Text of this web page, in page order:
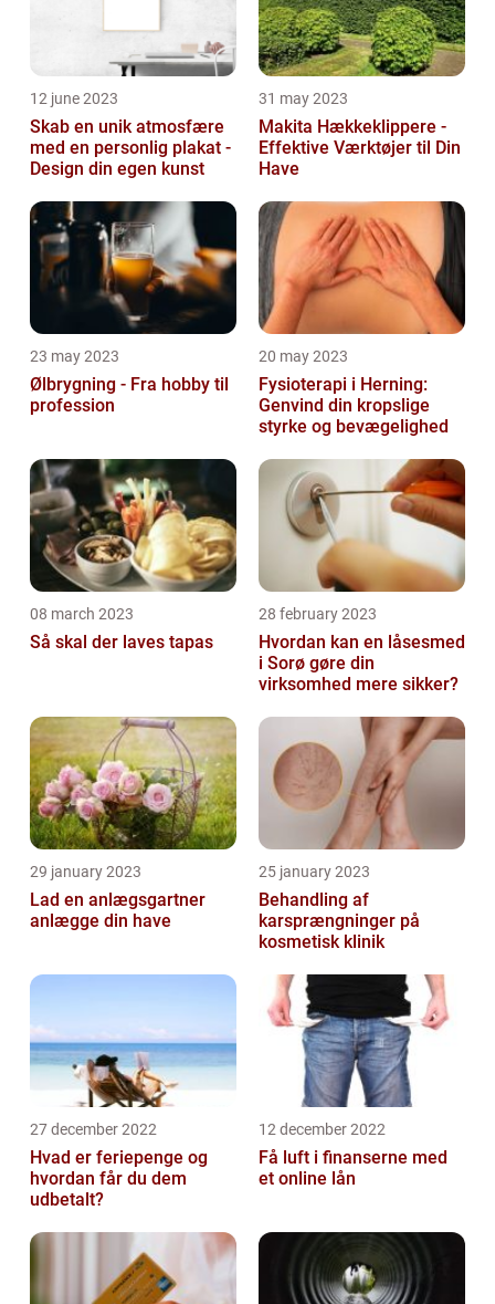
12 june 2023
Skab en unik atmosfære
med en personlig plakat -
Design din egen kunst
31 may 2023
Makita Hækkeklippere -
Effektive Værktøjer til Din
Have
23 may 2023
Ølbrygning - Fra hobby til
profession
20 may 2023
Fysioterapi i Herning:
Genvind din kropslige
styrke og bevægelighed
08 march 2023
Så skal der laves tapas
28 february 2023
Hvordan kan en låsesmed
i Sorø gøre din
virksomhed mere sikker?
29 january 2023
Lad en anlægsgartner
anlægge din have
25 january 2023
Behandling af
karsprængninger på
kosmetisk klinik
27 december 2022
Hvad er feriepenge og
hvordan får du dem
udbetalt?
12 december 2022
Få luft i finanserne med
et online lån